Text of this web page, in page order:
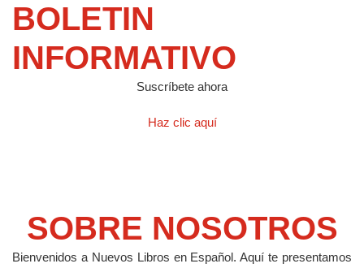
BOLETIN
INFORMATIVO
Suscríbete ahora
Haz clic aquí
SOBRE NOSOTROS
Bienvenidos a Nuevos Libros en Español.Aquí te presentamos